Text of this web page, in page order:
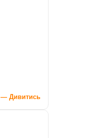
— Дивитись